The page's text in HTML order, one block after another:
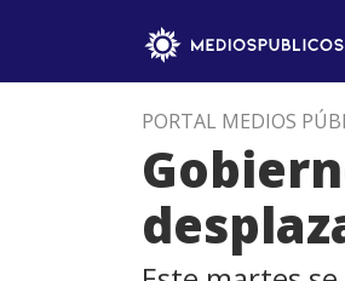
PORTAL MEDIOS